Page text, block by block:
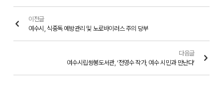
이전글
여수시, 식중독 예방관리 및 노로바이러스 주의 당부
다음글
여수시립쌍봉도서관, ‘전영수 작가, 여수 시민과 만난다’